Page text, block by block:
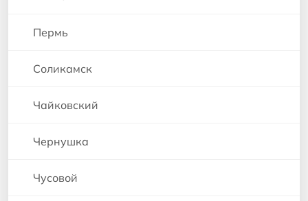
Пермь
Соликамск
Чайковский
Чернушка
Чусовой